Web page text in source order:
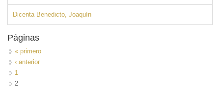
Dicenta Benedicto, Joaquín
Páginas
« primero
‹ anterior
1
2